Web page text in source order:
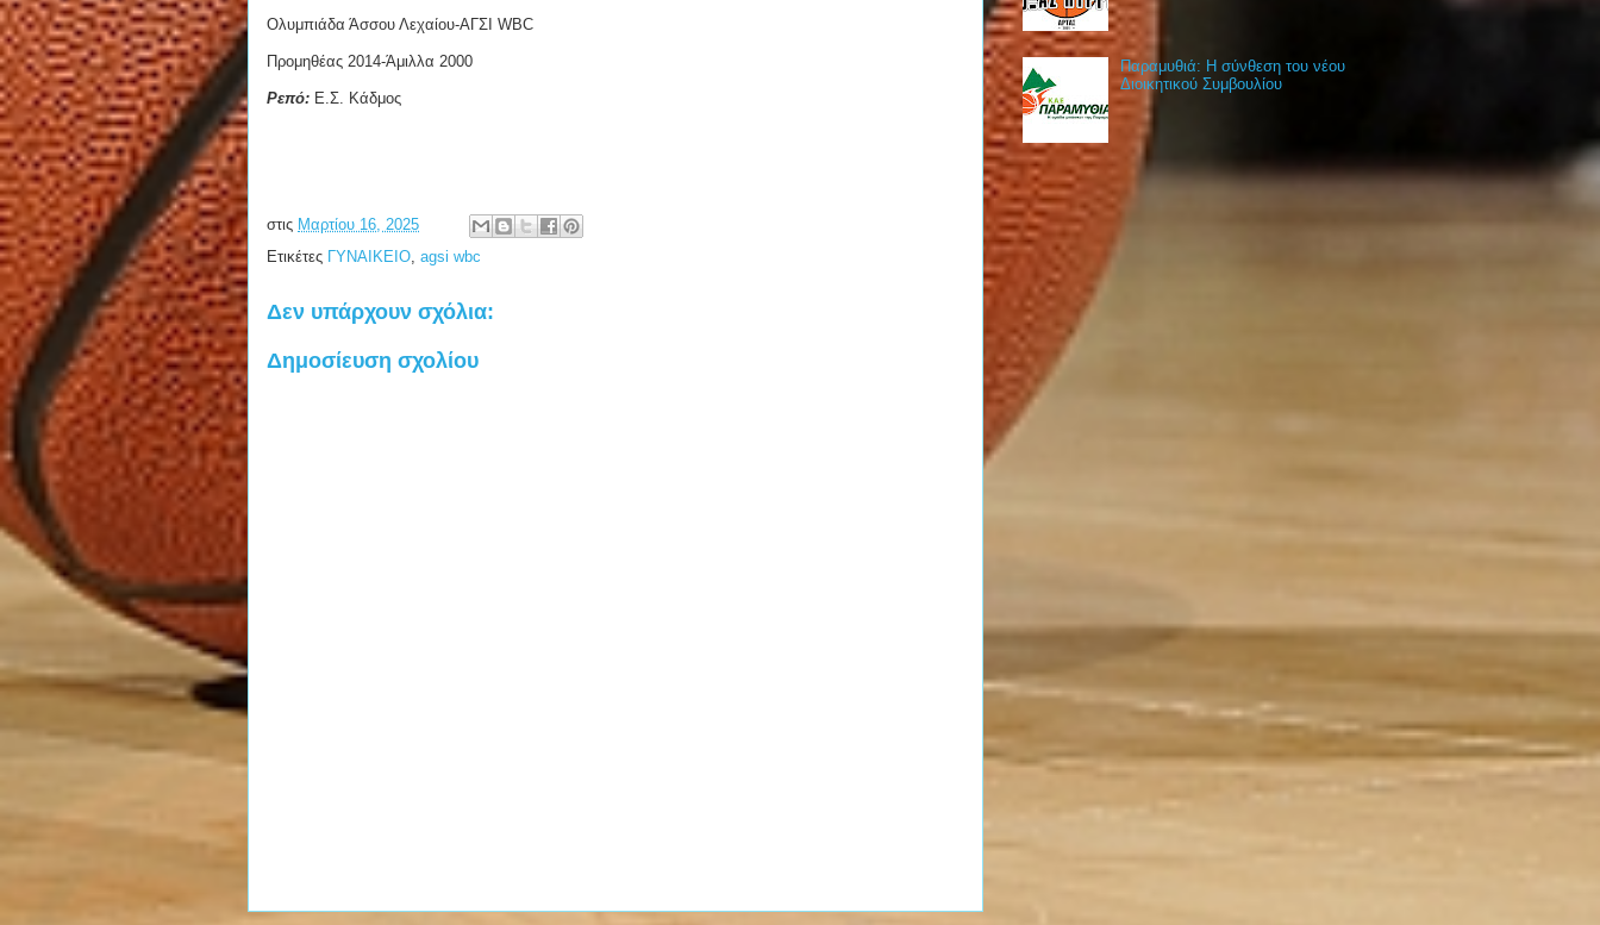
Ολυμπιάδα Άσσου Λεχαίου-ΑΓΣΙ WBC
Προμηθέας 2014-Άμιλλα 2000
Ρεπό: Ε.Σ. Κάδμος
στις Μαρτίου 16, 2025
Ετικέτες ΓΥΝΑΙΚΕΙΟ, agsi wbc
Δεν υπάρχουν σχόλια:
Δημοσίευση σχολίου
Παραμυθιά: Η σύνθεση του νέου
Διοικητικού Συμβουλίου